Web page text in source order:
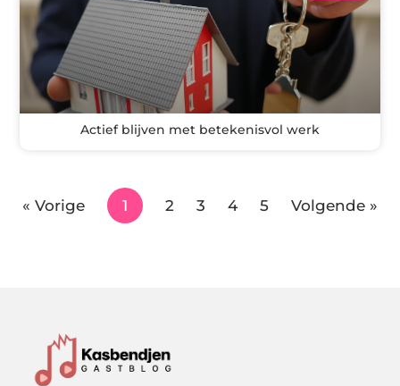
Actief blijven met betekenisvol werk
« Vorige 1 2 3 4 5 Volgende »